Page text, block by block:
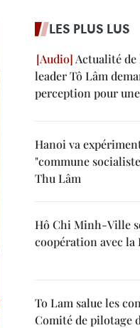
LES PLUS LUS
Actualité de
leader Tô Lâm
perception pour
Hanoi va
"commune
Thu Lâm
Hô Chi Minh-Ville
coopération avec la
To Lam salue les
Comité de pilotage